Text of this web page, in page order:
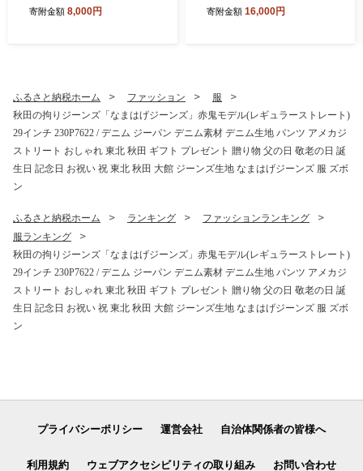
あきたこまち 5kg×1袋 おに
寄附金額 8,000円
産 あきたこまち 5kg×2袋 お
寄附金額 16,000円
ふるさと納税ホーム ファッション
服
秋田の拘りジーンズ「なまはげジーンズ」赤鬼モデル(レギュラーストレート)
29インチ 230P7622 / デニム ジーパン デニム素材 デニム生地 パンツ アメカジ
ストリート おしゃれ 東北 秋田 ギフト プレゼント 贈り物 父の日 敬老の日 誕
生日 記念日 お祝い 祝 東北 秋田 大館 ジーンズ生地 なまはげジーンズ 服 ズボ
ン
ふるさと納税ホーム ランキング
ファッションランキング
服ランキング
秋田の拘りジーンズ「なまはげジーンズ」赤鬼モデル(レギュラーストレート)
29インチ 230P7622 / デニム ジーパン デニム素材 デニム生地 パンツ アメカジ
ストリート おしゃれ 東北 秋田 ギフト プレゼント 贈り物 父の日 敬老の日 誕
生日 記念日 お祝い 祝 東北 秋田 大館 ジーンズ生地 なまはげジーンズ 服 ズボ
ン
プライバシーポリシー 運営会社 自治体関係者の皆様へ
利用規約 ウェブアクセシビリティの取り組み お問い合わせ